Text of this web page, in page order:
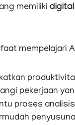
memiliki
mempelajari
pekerjaan
proses